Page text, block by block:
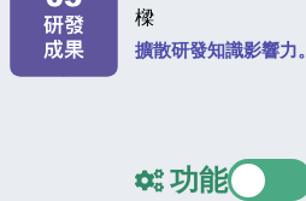
樑
擴散研發知識影響力。
功能